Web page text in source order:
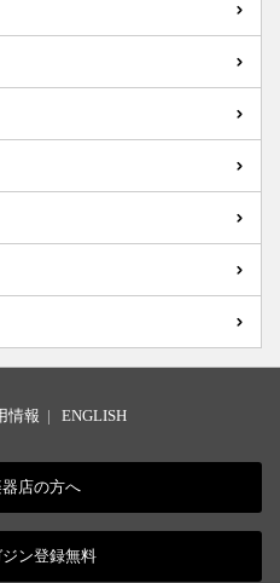
情報 | ENGLISH
店の方へ
ン登録無料